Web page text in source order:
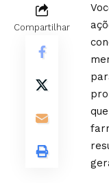
Compartilhar